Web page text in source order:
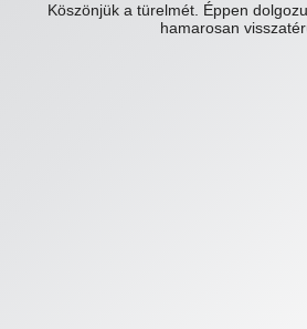
Köszönjük a türelmét. Éppen
hamarosan